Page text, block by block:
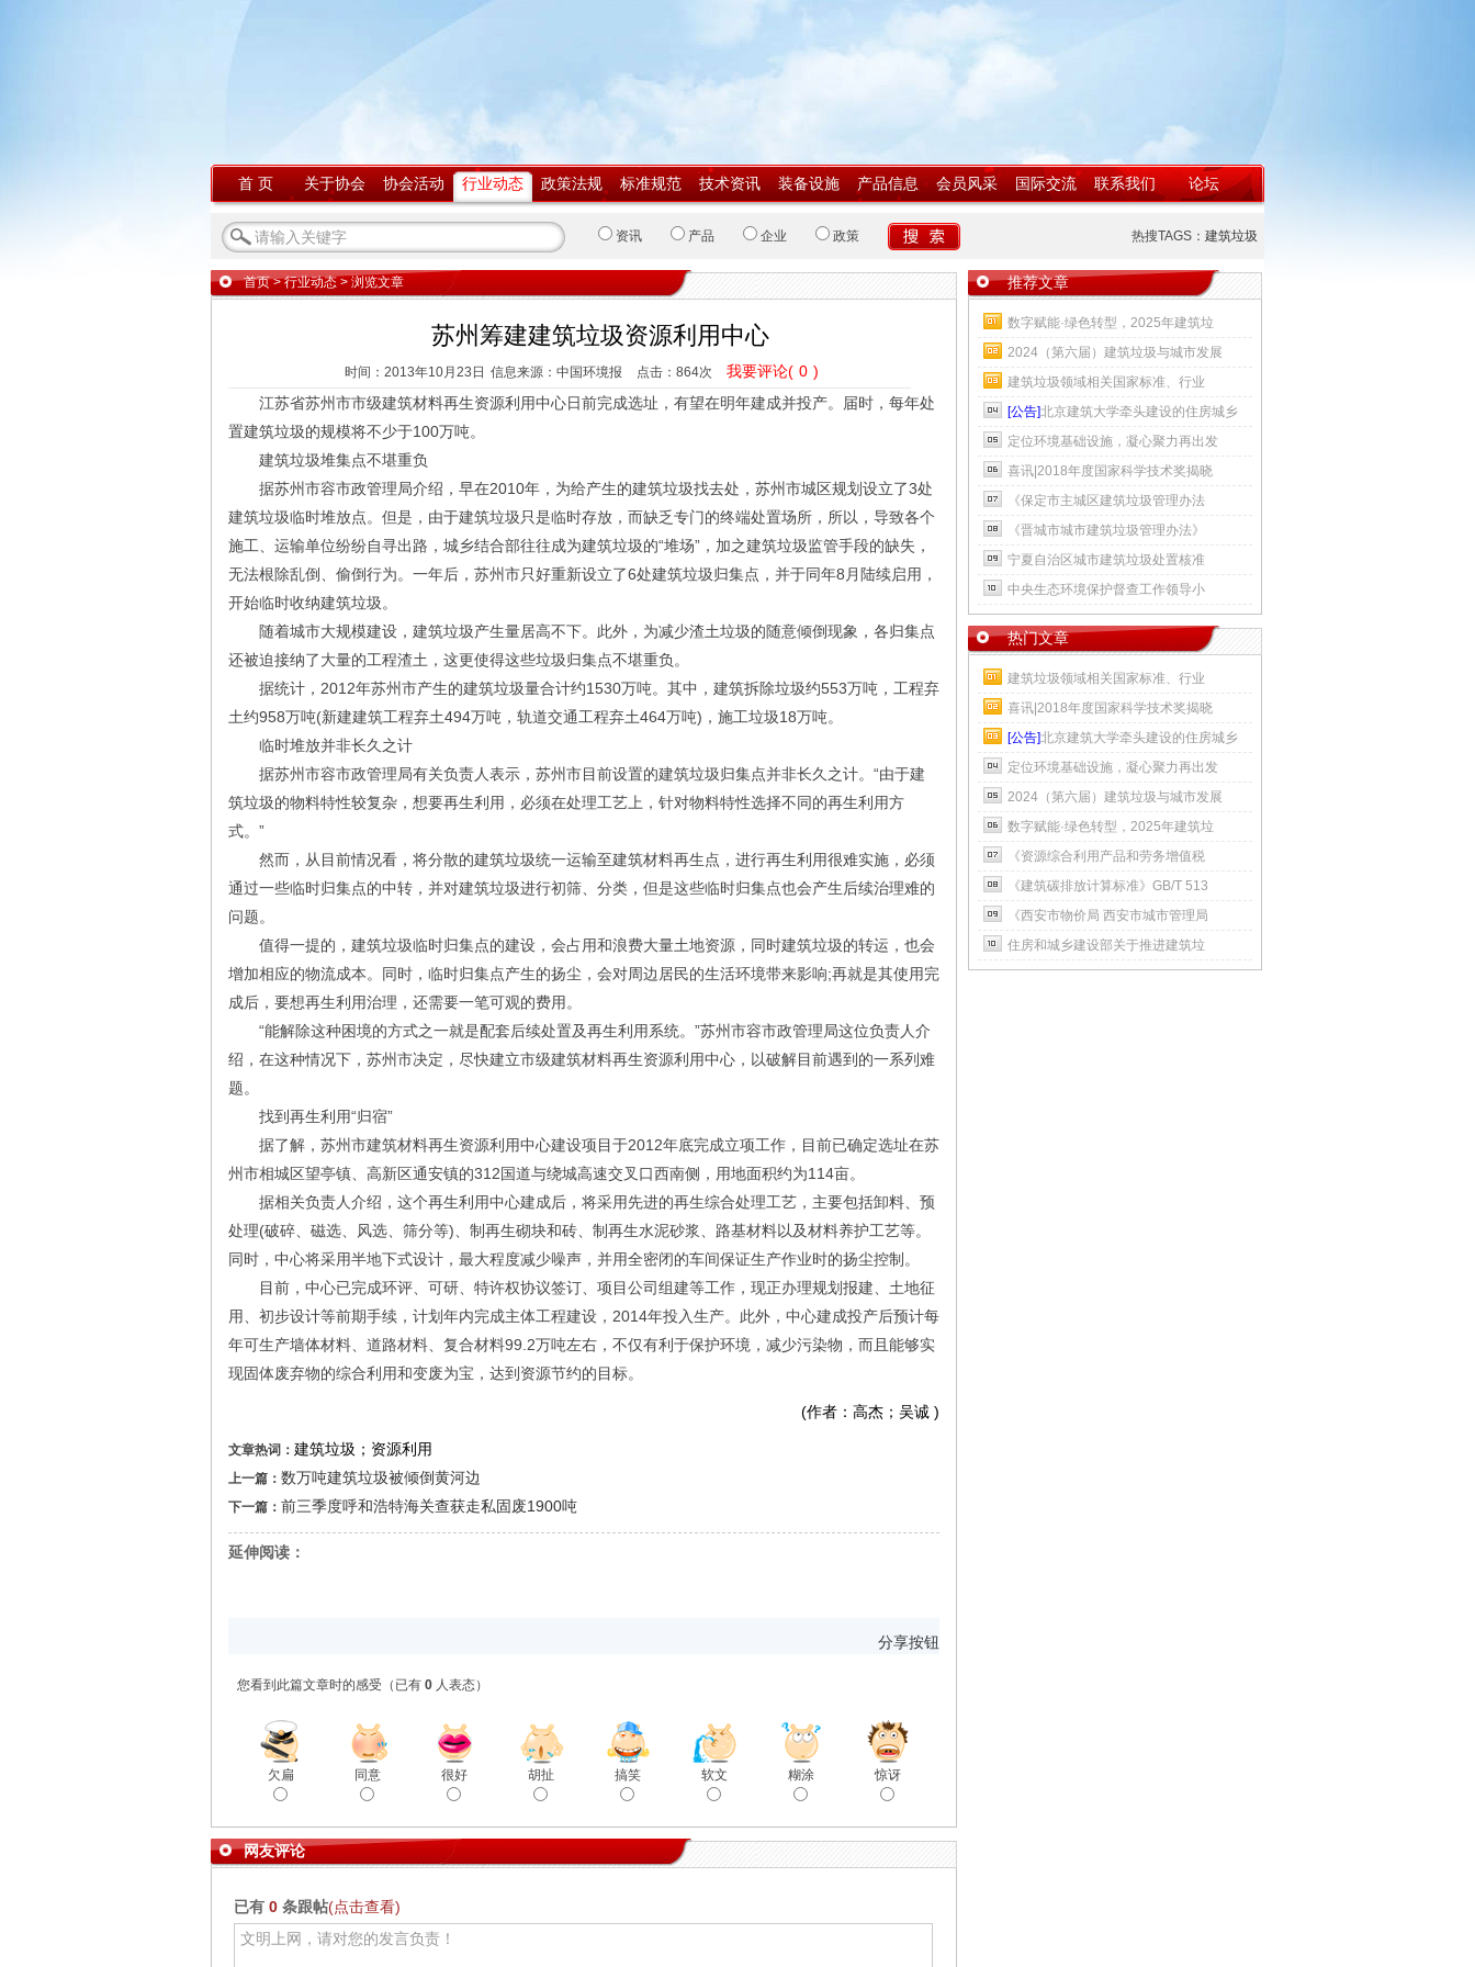
首 页 关于协会 协会活动 行业动态 政策法规 标准规范 技术资讯 装备设施 产品信息 会员风采 国际交流 联系我们 论坛
资讯 产品 企业 政策 热搜TAGS： 建筑垃圾
首页>行业动态 > 浏览文章
苏州筹建建筑垃圾资源利用中心
时间：2013年10月23日 信息来源：中国环境报 点击： 864次 我要评论( 0 )
江苏省苏州市市级建筑材料再生资源利用中心日前完成选址，有望在明年建成并投产。届时，每年处
置建筑垃圾的规模将不少于100万吨。
建筑垃圾堆集点不堪重负
据苏州市容市政管理局介绍，早在2010年，为给产生的建筑垃圾找去处，苏州市城区规划设立了3处
建筑垃圾临时堆放点。但是，由于建筑垃圾只是临时存放，而缺乏专门的终端处置场所，所以，导致各个
施工、运输单位纷纷自寻出路，城乡结合部往往成为建筑垃圾的“堆场”，加之建筑垃圾监管手段的缺失，
无法根除乱倒、偷倒行为。一年后，苏州市只好重新设立了6处建筑垃圾归集点，并于同年8月陆续启用，
开始临时收纳建筑垃圾。
随着城市大规模建设，建筑垃圾产生量居高不下。此外，为减少渣土垃圾的随意倾倒现象，各归集点
还被迫接纳了大量的工程渣土，这更使得这些垃圾归集点不堪重负。
据统计，2012年苏州市产生的建筑垃圾量合计约1530万吨。其中，建筑拆除垃圾约553万吨，工程弃
土约958万吨(新建建筑工程弃土494万吨，轨道交通工程弃土464万吨)，施工垃圾18万吨。
临时堆放并非长久之计
据苏州市容市政管理局有关负责人表示，苏州市目前设置的建筑垃圾归集点并非长久之计。“由于建
筑垃圾的物料特性较复杂，想要再生利用，必须在处理工艺上，针对物料特性选择不同的再生利用方
式。”
然而，从目前情况看，将分散的建筑垃圾统一运输至建筑材料再生点，进行再生利用很难实施，必须
通过一些临时归集点的中转，并对建筑垃圾进行初筛、分类，但是这些临时归集点也会产生后续治理难的
问题。
值得一提的，建筑垃圾临时归集点的建设，会占用和浪费大量土地资源，同时建筑垃圾的转运，也会
增加相应的物流成本。同时，临时归集点产生的扬尘，会对周边居民的生活环境带来影响;再就是其使用完
成后，要想再生利用治理，还需要一笔可观的费用。
“能解除这种困境的方式之一就是配套后续处置及再生利用系统。”苏州市容市政管理局这位负责人介
绍，在这种情况下，苏州市决定，尽快建立市级建筑材料再生资源利用中心，以破解目前遇到的一系列难
题。
找到再生利用“归宿”
据了解，苏州市建筑材料再生资源利用中心建设项目于2012年底完成立项工作，目前已确定选址在苏
州市相城区望亭镇、高新区通安镇的312国道与绕城高速交叉口西南侧，用地面积约为114亩。
据相关负责人介绍，这个再生利用中心建成后，将采用先进的再生综合处理工艺，主要包括卸料、预
处理(破碎、磁选、风选、筛分等)、制再生砌块和砖、制再生水泥砂浆、路基材料以及材料养护工艺等。
同时，中心将采用半地下式设计，最大程度减少噪声，并用全密闭的车间保证生产作业时的扬尘控制。
目前，中心已完成环评、可研、特许权协议签订、项目公司组建等工作，现正办理规划报建、土地征
用、初步设计等前期手续，计划年内完成主体工程建设，2014年投入生产。此外，中心建成投产后预计每
年可生产墙体材料、道路材料、复合材料99.2万吨左右，不仅有利于保护环境，减少污染物，而且能够实
现固体废弃物的综合利用和变废为宝，达到资源节约的目标。
(作者：高杰；吴诚 )
文章热词： 建筑垃圾；资源利用
上一篇： 数万吨建筑垃圾被倾倒黄河边
下一篇： 前三季度呼和浩特海关查获走私固废1900吨
延伸阅读：
分享按钮
您看到此篇文章时的感受 （已有 0 人表态）
欠扁 同意 很好 胡扯 搞笑 软文 糊涂 惊讶
网友评论
已有 0 条跟帖(点击查看)
推荐文章
数字赋能·绿色转型，2025年建筑垃
2024（第六届）建筑垃圾与城市发展
建筑垃圾领域相关国家标准、行业
[公告]北京建筑大学牵头建设的住房城乡
定位环境基础设施，凝心聚力再出发
喜讯|2018年度国家科学技术奖揭晓
《保定市主城区建筑垃圾管理办法
《晋城市城市建筑垃圾管理办法》
宁夏自治区城市建筑垃圾处置核准
中央生态环境保护督查工作领导小
热门文章
建筑垃圾领域相关国家标准、行业
喜讯|2018年度国家科学技术奖揭晓
[公告]北京建筑大学牵头建设的住房城乡
定位环境基础设施，凝心聚力再出发
2024（第六届）建筑垃圾与城市发展
数字赋能·绿色转型，2025年建筑垃
《资源综合利用产品和劳务增值税
《建筑碳排放计算标准》GB/T 513
《西安市物价局 西安市城市管理局
住房和城乡建设部关于推进建筑垃